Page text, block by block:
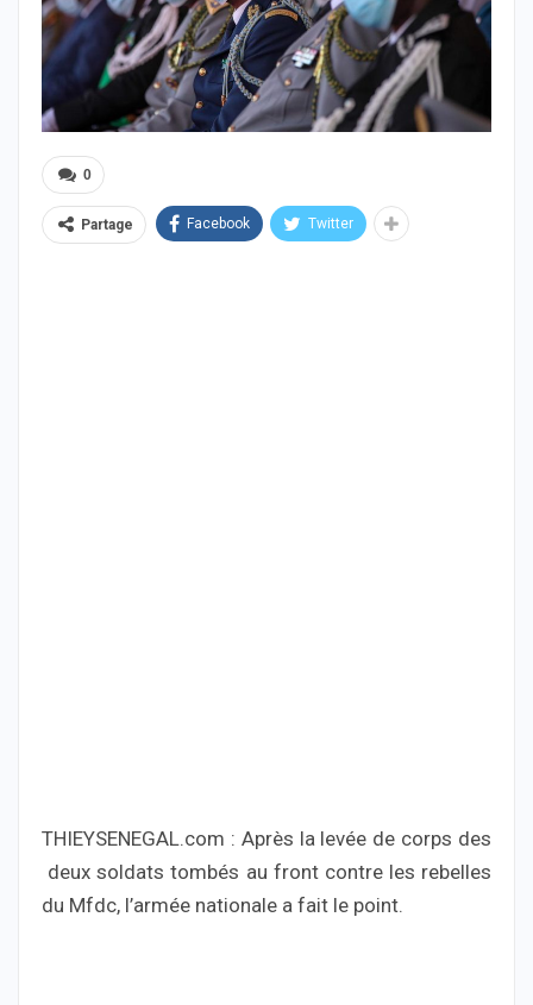
0
Partage Facebook Twitter
THIEYSENEGAL.com : Après la levée de corps des
deux soldats tombés au front contre les rebelles
du Mfdc, l’armée nationale a fait le point.